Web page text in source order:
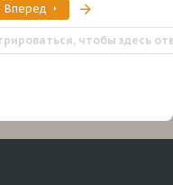
Вперед
чтобы здесь